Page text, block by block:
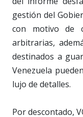
gestión del
con motivo de
arbitrarias,
destinados a
Venezuela
lujo de detalles.
Por descontado,